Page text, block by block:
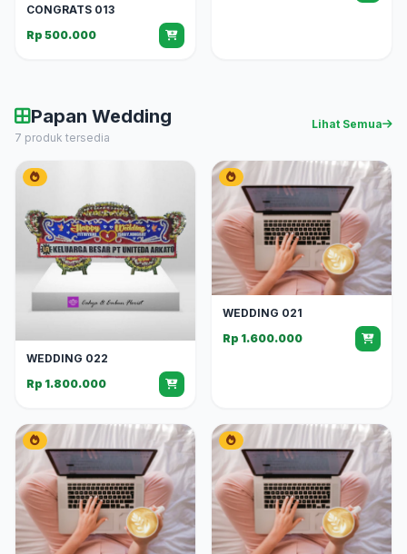
CONGRATS 013
Rp 500.000
Papan Wedding
7 produk tersedia
Lihat Semua
WEDDING 022
Rp 1.800.000
WEDDING 021
Rp 1.600.000